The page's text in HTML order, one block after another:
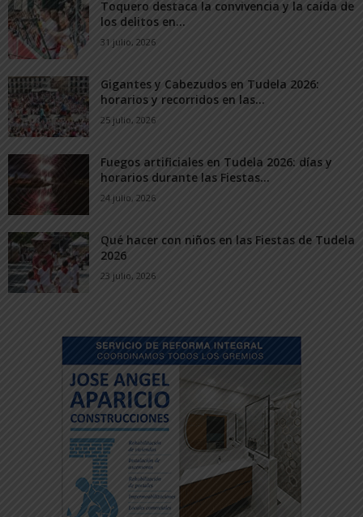
Toquero destaca la convivencia y la caída de
los delitos en...
31 julio, 2026
Gigantes y Cabezudos en Tudela 2026:
horarios y recorridos en las...
25 julio, 2026
Fuegos artificiales en Tudela 2026: días y
horarios durante las Fiestas...
24 julio, 2026
Qué hacer con niños en las Fiestas de Tudela
2026
23 julio, 2026